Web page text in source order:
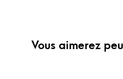
Vous aimerez